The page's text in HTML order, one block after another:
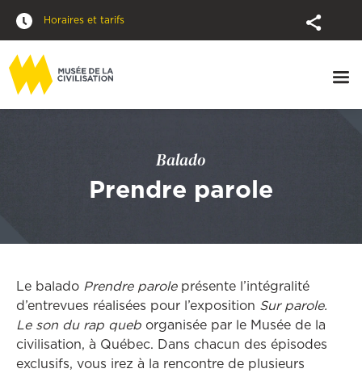
Horaires et tarifs
Balado
Prendre parole
Le balado Prendre paroleprésente l’intégralité
d’entrevues réalisées pour l’exposition Sur parole.
Le son du rap queb organisée par le Musée de la
civilisation, à Québec. Dans chacun des épisodes
exclusifs, vous irez à la rencontre de plusieurs